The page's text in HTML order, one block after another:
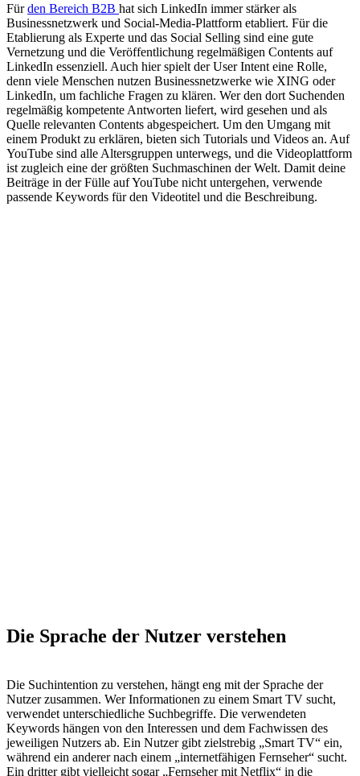
Fürden Bereich B2B hat sich LinkedIn immer stärker als
Businessnetzwerk und Social-Media-Plattform etabliert. Für die
Etablierung als Experte und das Social Selling sind eine gute
Vernetzung und die Veröffentlichung regelmäßigen Contents auf
LinkedIn essenziell. Auch hier spielt der User Intent eine Rolle,
denn viele Menschen nutzen Businessnetzwerke wie XING oder
LinkedIn, um fachliche Fragen zu klären. Wer den dort Suchenden
regelmäßig kompetente Antworten liefert, wird gesehen und als
Quelle relevanten Contents abgespeichert. Um den Umgang mit
einem Produkt zu erklären, bieten sich Tutorials und Videos an. Auf
YouTube sind alle Altersgruppen unterwegs, und die Videoplattform
ist zugleich eine der größten Suchmaschinen der Welt. Damit deine
Beiträge in der Fülle auf YouTube nicht untergehen, verwende
passende Keywords für den Videotitel und die Beschreibung.
Die Sprache der Nutzer verstehen
Die Suchintention zu verstehen, hängt eng mit der Sprache der
Nutzer zusammen. Wer Informationen zu einem Smart TV sucht,
verwendet unterschiedliche Suchbegriffe. Die verwendeten
Keywords hängen von den Interessen und dem Fachwissen des
jeweiligen Nutzers ab. Ein Nutzer gibt zielstrebig „Smart TV“ ein,
während ein anderer nach einem „internetfähigen Fernseher“ sucht.
Ein dritter gibt vielleicht sogar „Fernseher mit Netflix“ in die